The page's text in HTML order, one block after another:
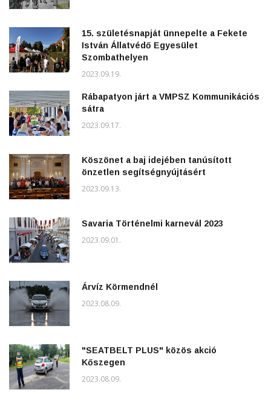
15. születésnapját ünnepelte a Fekete
István Állatvédő Egyesület
Szombathelyen
2023.09.19.
Rábapatyon járt a VMPSZ Kommunikációs
sátra
2023.09.17.
Köszönet a baj idejében tanúsított
önzetlen segítségnyújtásért
2023.09.13.
Savaria Történelmi karnevál 2023
2023.09.01.
Árvíz Körmendnél
2023.08.09.
"SEATBELT PLUS" közös akció
Kőszegen
2023.08.09.